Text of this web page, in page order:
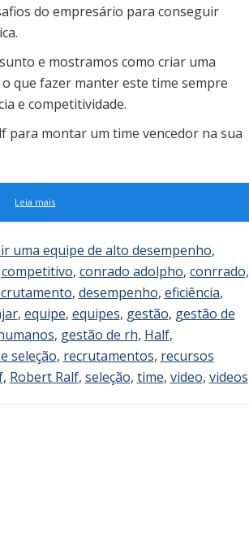
do empresário para conseguir
e mostramos como criar uma
que fazer manter este time sempre
e competitividade.
para montar um time vencedor na sua
Leia mais
uma equipe de alto desempenho,
competitivo, conrado adolpho, conrrado,
, desempenho, eficiência,
, equipe, equipes, gestão, gestão de
, gestão de rh, Half,
seleção, recrutamentos, recursos
, Robert Ralf, seleção, time, video, videos